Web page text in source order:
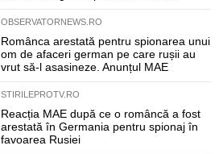
OBSERVATORNEWS.RO
Românca arestată pentru spionarea unui
om de afaceri german pe care rușii au
vrut să-l asasineze. Anunțul MAE
STIRILEPROTV.RO
Reacția MAE după ce o româncă a fost
arestată în Germania pentru spionaj în
favoarea Rusiei